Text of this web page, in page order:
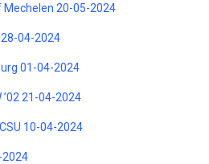
Mechelen 20-05-2024
04-2024
01-04-2024
21-04-2024
10-04-2024
2024